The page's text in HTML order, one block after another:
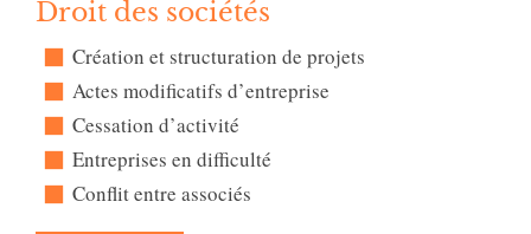
Droit des sociétés
Création et structuration de projets
Actes modificatifs d’entreprise
Cessation d’activité
Entreprises en difficulté
Conflit entre associés